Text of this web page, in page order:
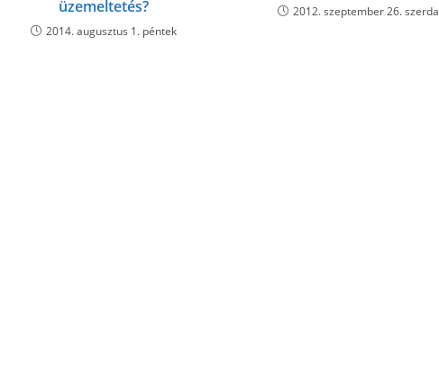
üzemeltetés?
2014. augusztus 1. péntek
2012. szeptember 26. szerda